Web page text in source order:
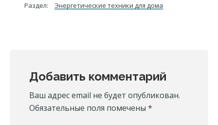
Раздел: Энергетические техники для дома
Interactions
Добавить комментарий
Ваш адрес email не будет опубликован.
Обязательные поля помечены *